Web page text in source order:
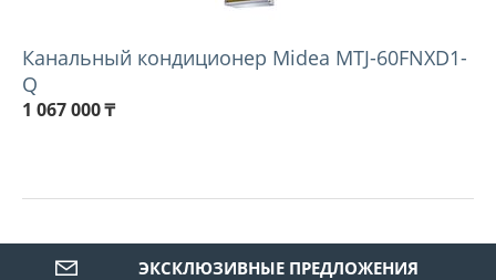
Канальный кондиционер Midea MTJ-60FNXD1-
Q
1 067 000₸
ЭКСКЛЮЗИВНЫЕ ПРЕДЛОЖЕНИЯ